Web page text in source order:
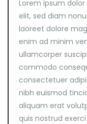
Lorem ipsum
elit, sed diam
laoreet dolore
enim ad minim
ullamcorper
commodo
consectetuer
nibh euismod
aliquam erat
quis nostrud